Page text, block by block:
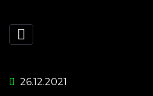
26.12.2021